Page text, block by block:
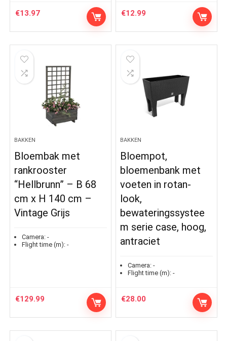
€13.97 €12.99
BAKKEN
Bloembak met
rankrooster
“Hellbrunn” – B 68
cm x H 140 cm –
Vintage Grijs
Camera: -
Flight time (m): -
€129.99
BAKKEN
Bloempot,
bloemenbank met
voeten in rotan-
look,
bewateringssystee
m serie case, hoog,
antraciet
Camera: -
Flight time (m): -
€28.00